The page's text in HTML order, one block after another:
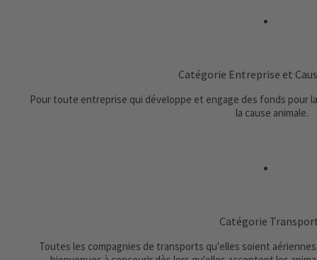
Catégorie Entreprise et
Pour toute entreprise qui développe et engage des fonds pour
la cause animale.
Catégorie
Toutes les compagnies de transports qu'elles soient